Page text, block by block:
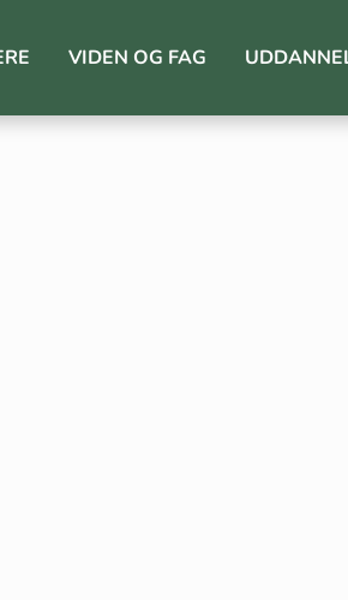
VIDEN OG FAG